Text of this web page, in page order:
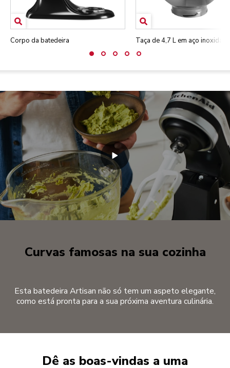
Corpo da batedeira Taça de 4,7 L em aço
Curvas famosas na sua cozinha
Esta batedeira Artisan não só tem um aspeto elegante,
como está pronta para a sua próxima aventura culinária.
Dê as boas-vindas a uma